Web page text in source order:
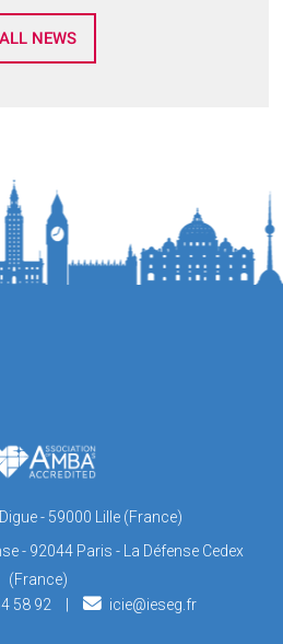
ALL NEWS
- 59000 Lille (France)
- 92044 Paris - La Défense Cedex
(France)
58 92
icie@ieseg.fr